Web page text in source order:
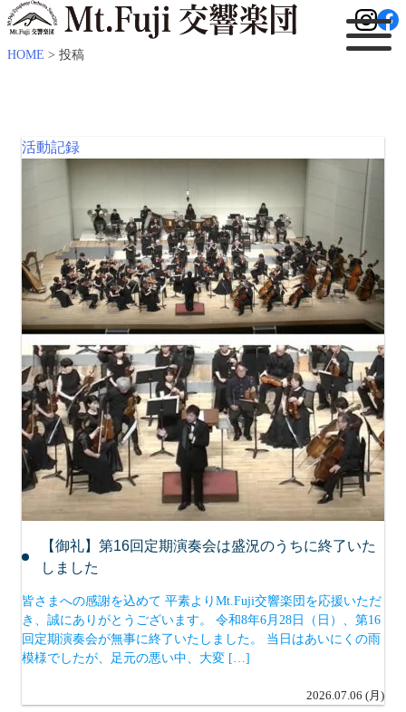
HOME > 投稿
活動記録
【御礼】第16回定期演奏会は盛況のうちに終了いた
しました
皆さまへの感謝を込めて 平素よりMt.Fuji交響楽団を応援いただ
き、誠にありがとうございます。 令和8年6月28日（日）、第16
回定期演奏会が無事に終了いたしました。 当日はあいにくの雨
模様でしたが、足元の悪い中、大変 […]
2026.07.06 (月)